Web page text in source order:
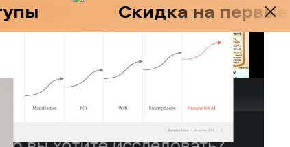
Скидка на первые 10